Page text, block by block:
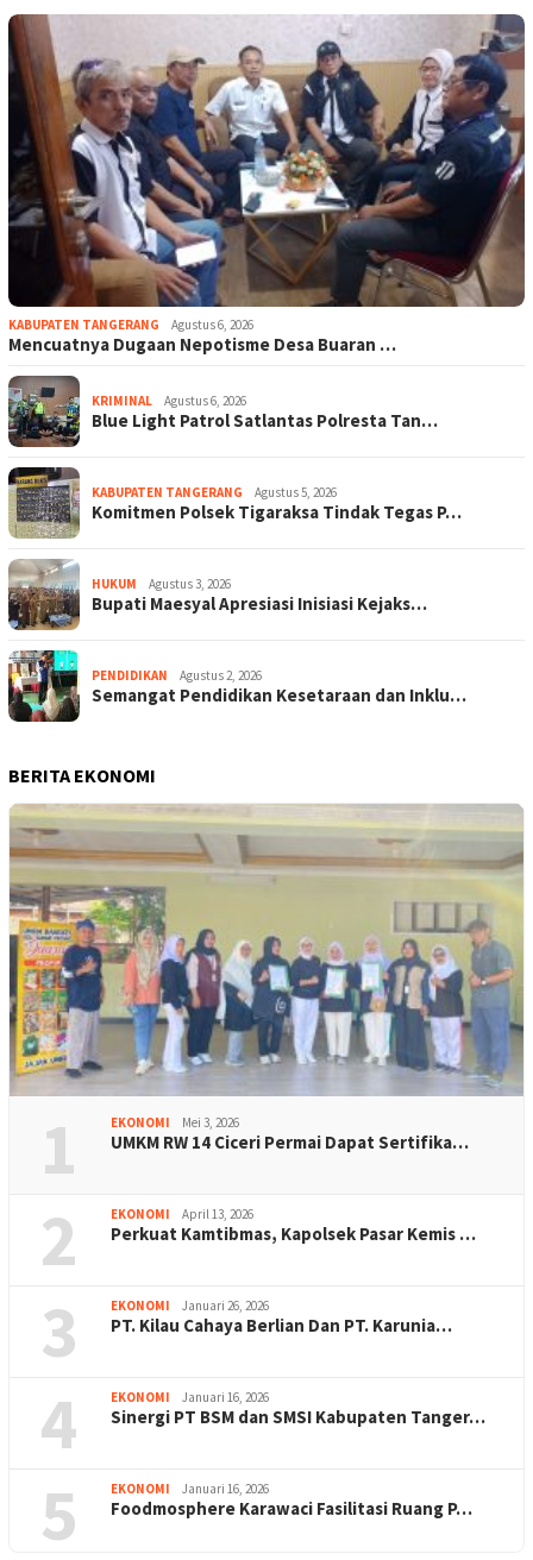
KABUPATEN TANGERANG Agustus 6, 2026
Mencuatnya Dugaan Nepotisme Desa Buaran …
KRIMINAL Agustus 6, 2026
Blue Light Patrol Satlantas Polresta Tan…
KABUPATEN TANGERANG Agustus 5, 2026
Komitmen Polsek Tigaraksa Tindak Tegas P…
HUKUM Agustus 3, 2026
Bupati Maesyal Apresiasi Inisiasi Kejaks…
PENDIDIKAN Agustus 2, 2026
Semangat Pendidikan Kesetaraan dan Inklu…
BERITA EKONOMI
1 EKONOMI Mei 3, 2026
UMKM RW 14 Ciceri Permai Dapat Sertifika…
2 EKONOMI April 13, 2026
Perkuat Kamtibmas, Kapolsek Pasar Kemis …
3 EKONOMI Januari 26, 2026
PT. Kilau Cahaya Berlian Dan PT. Karunia…
4 EKONOMI Januari 16, 2026
Sinergi PT BSM dan SMSI Kabupaten Tanger…
5 EKONOMI Januari 16, 2026
Foodmosphere Karawaci Fasilitasi Ruang P…